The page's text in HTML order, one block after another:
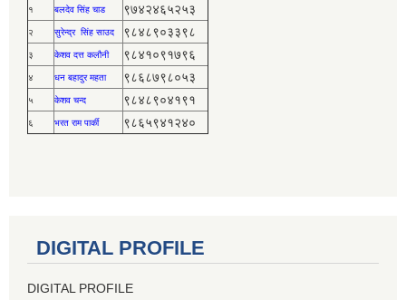
१ बलदेव सिंह चाड ९७४२४६५२५३
२ सुरेन्द्र सिंह साउद ९८४८९०३३९८
३ केशव दत्त कलौनी ९८४१०९१७९६
४ धन बहादुर महता ९८६८७९८०५३
५ केशव चन्द ९८४८९०४१९१
६ भरत राम पार्की ९८६५९४१२४०
DIGITAL PROFILE
DIGITAL PROFILE